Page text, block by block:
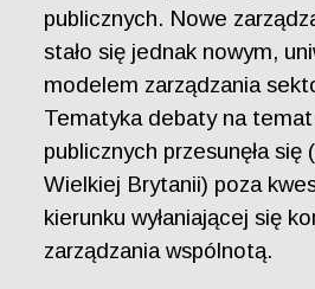
publicznych. Nowe
stało się jednak nowym,
modelem zarządzania
Tematyka debaty na temat
publicznych przesunęła się
Wielkiej Brytanii) poza
kierunku wyłaniającej się
zarządzania wspólnotą.